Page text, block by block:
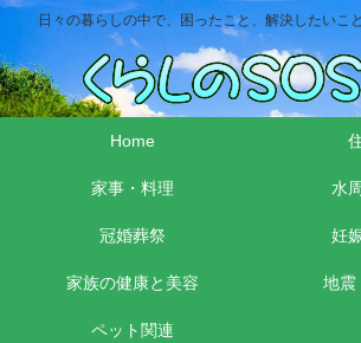
日々の暮らしの中で、困ったこと、解決したいこ
Home
家事・料理 水
冠婚葬祭 妊
家族の健康と美容 地震
ペット関連